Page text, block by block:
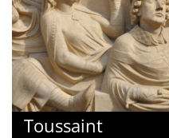
Toussaint